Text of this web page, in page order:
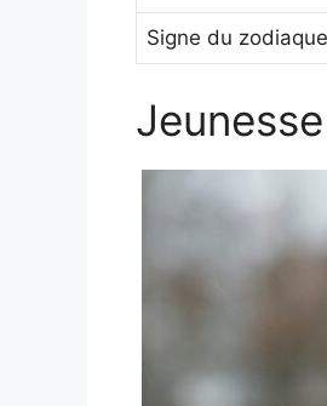
Signe du zodiaque
Jeunesse